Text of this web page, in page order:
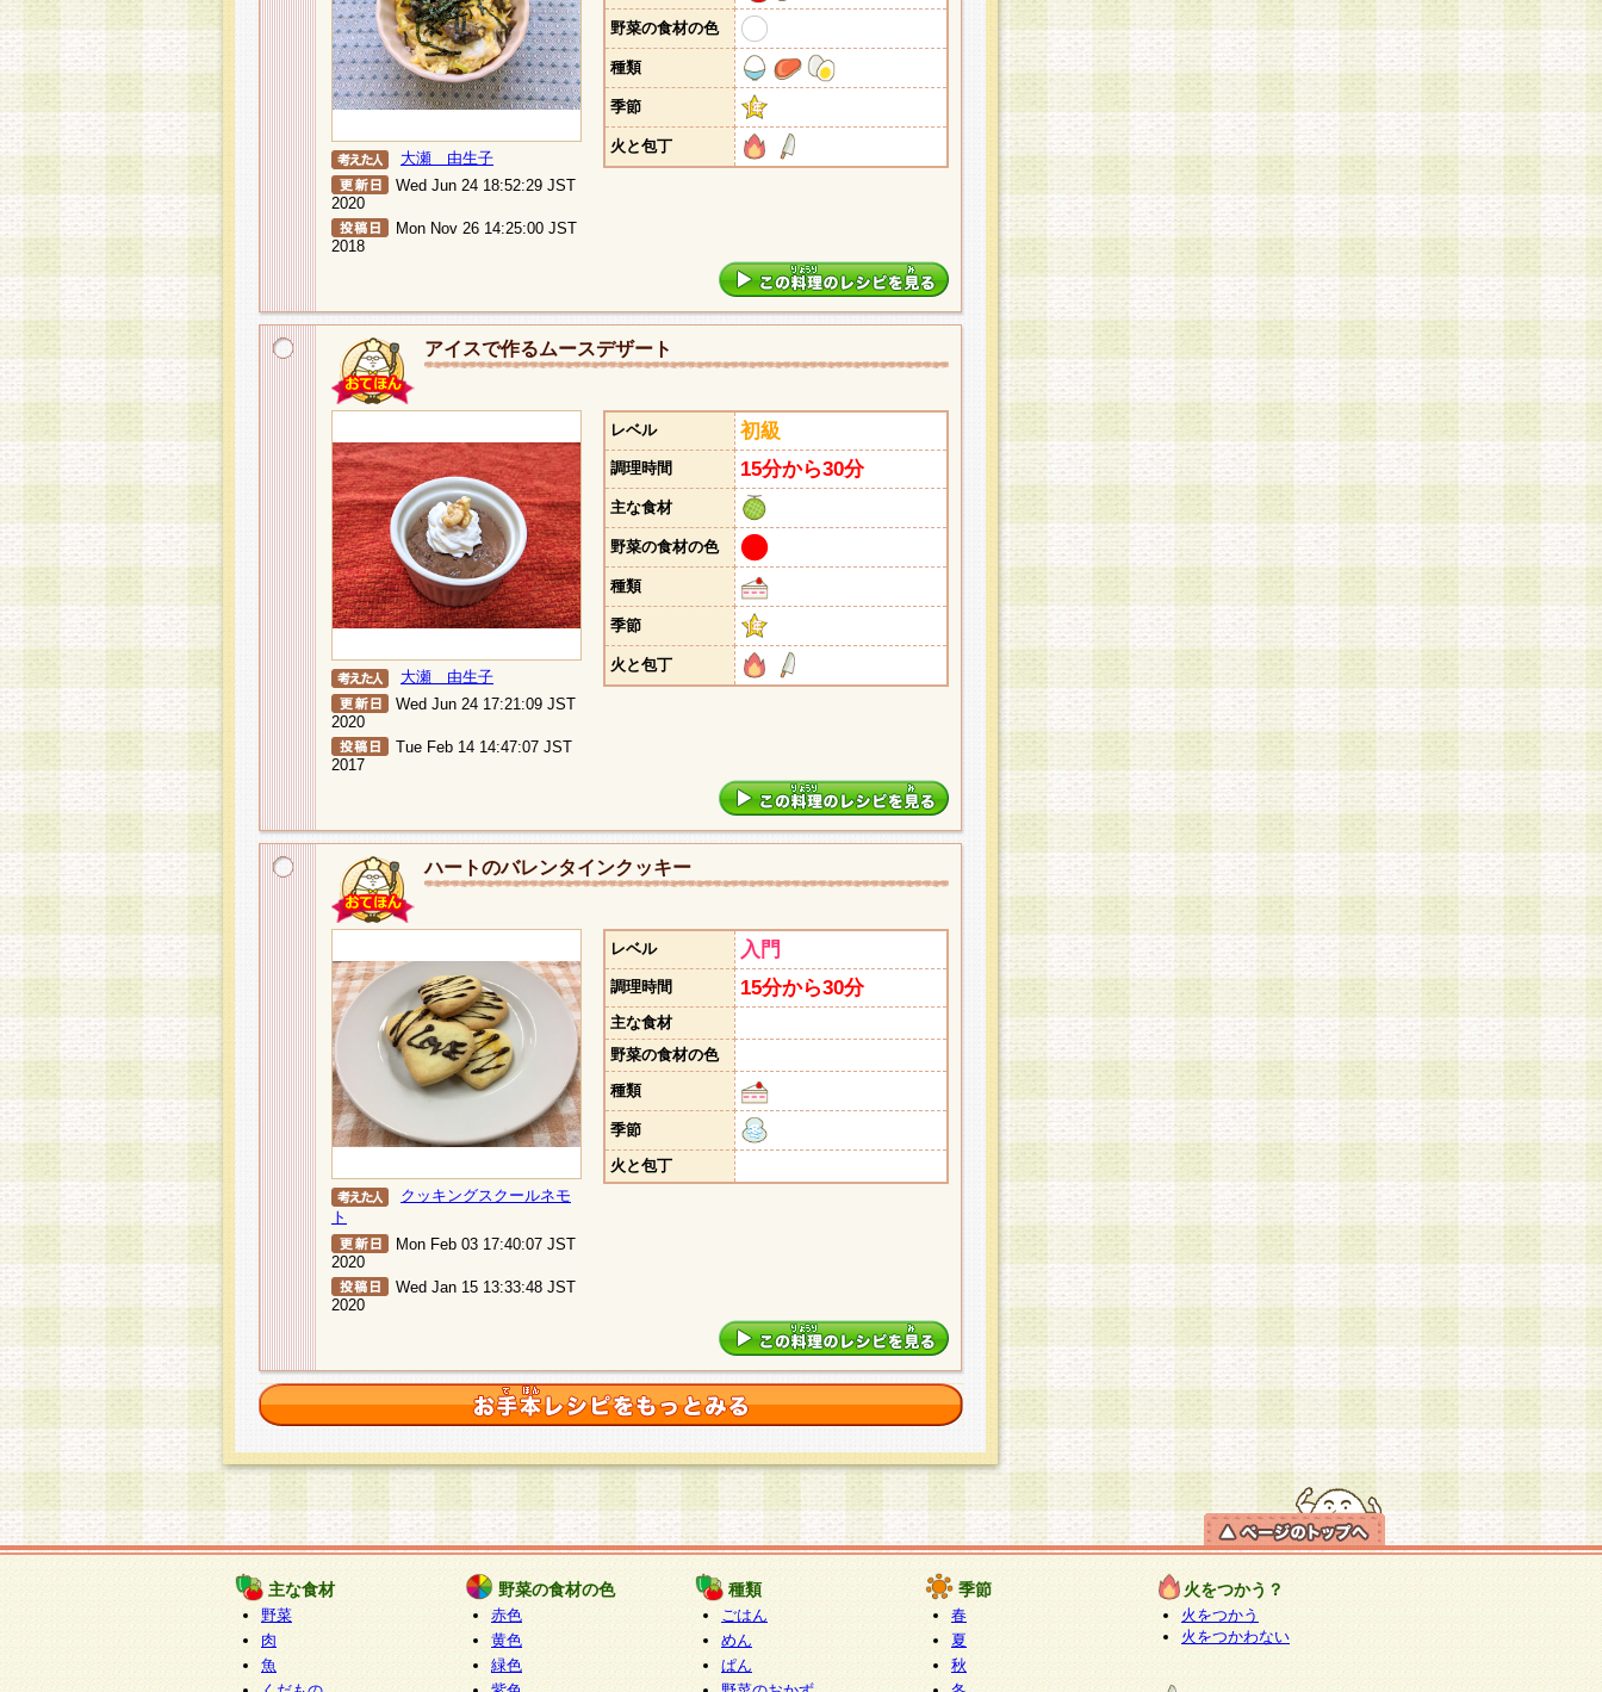
大瀬 由生子
Wed Jun 24 18:52:29 JST
2020
Mon Nov 26 14:25:00 JST
2018
野菜の食材の色
種類
季節
火と包丁
アイスで作るムースデザート
大瀬 由生子
Wed Jun 24 17:21:09 JST
2020
Tue Feb 14 14:47:07 JST
2017
レベル 初級
調理時間 15分から30分
主な食材
野菜の食材の色
種類
季節
火と包丁
ハートのバレンタインクッキー
クッキングスクールネモ
ト
Mon Feb 03 17:40:07 JST
2020
Wed Jan 15 13:33:48 JST
2020
レベル 入門
調理時間 15分から30分
主な食材
野菜の食材の色
種類
季節
火と包丁
主な食材
野菜
肉
魚
野菜の食材の色
赤色
黄色
緑色
種類
ごはん
めん
ぱん
季節
春
夏
秋
火をつかう？
火をつかう
火をつかわない